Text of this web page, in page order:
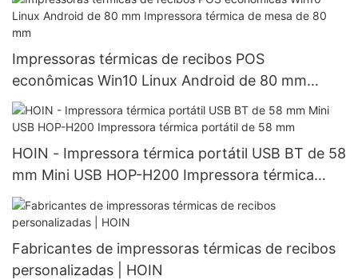
Impressoras térmicas de recibos POS
econômicas Win10 Linux Android de 80 mm
Impressora térmica de mesa de 80 mm
HOIN - Impressora térmica portátil USB BT de 58
mm Mini USB HOP-H200 Impressora térmica
portátil de 58 mm
Fabricantes de impressoras térmicas de recibos
personalizadas | HOIN